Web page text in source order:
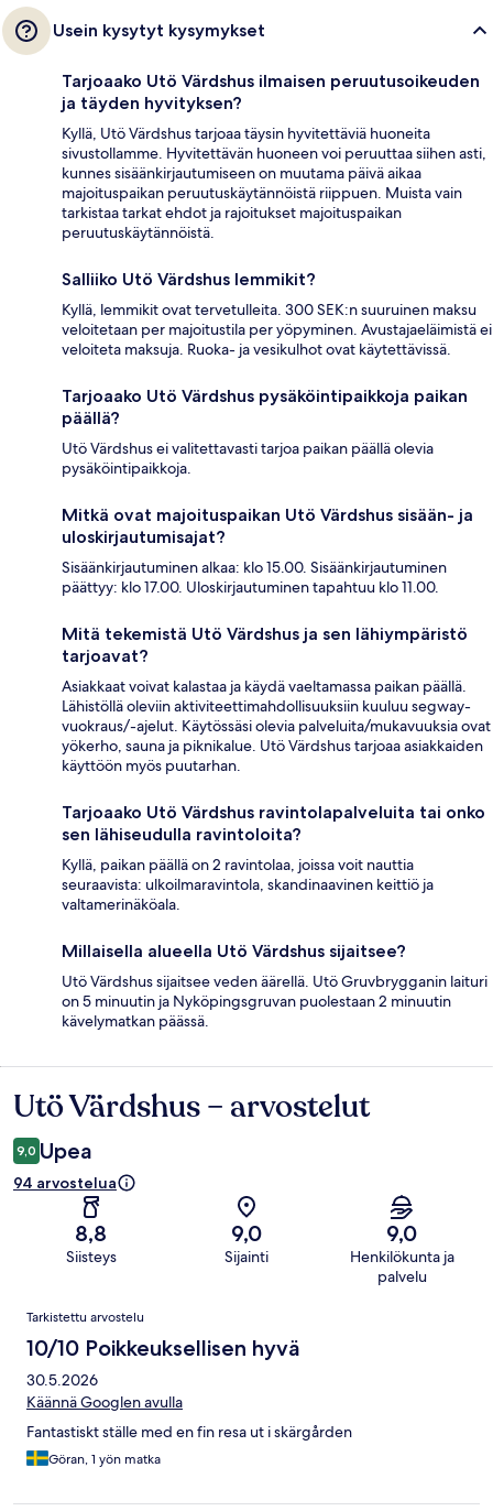
Usein kysytyt kysymykset
Tarjoaako Utö Värdshus ilmaisen peruutusoikeuden
ja täyden hyvityksen?
Kyllä, Utö Värdshus tarjoaa täysin hyvitettäviä huoneita
sivustollamme. Hyvitettävän huoneen voi peruuttaa siihen asti,
kunnes sisäänkirjautumiseen on muutama päivä aikaa
majoituspaikan peruutuskäytännöistä riippuen. Muista vain
tarkistaa tarkat ehdot ja rajoitukset majoituspaikan
peruutuskäytännöistä.
Salliiko Utö Värdshus lemmikit?
Kyllä, lemmikit ovat tervetulleita. 300 SEK:n suuruinen maksu
veloitetaan per majoitustila per yöpyminen. Avustajaeläimistä ei
veloiteta maksuja. Ruoka- ja vesikulhot ovat käytettävissä.
Tarjoaako Utö Värdshus pysäköintipaikkoja paikan
päällä?
Utö Värdshus ei valitettavasti tarjoa paikan päällä olevia
pysäköintipaikkoja.
Mitkä ovat majoituspaikan Utö Värdshus sisään- ja
uloskirjautumisajat?
Sisäänkirjautuminen alkaa: klo 15.00. Sisäänkirjautuminen
päättyy: klo 17.00. Uloskirjautuminen tapahtuu klo 11.00.
Mitä tekemistä Utö Värdshus ja sen lähiympäristö
tarjoavat?
Asiakkaat voivat kalastaa ja käydä vaeltamassa paikan päällä.
Lähistöllä oleviin aktiviteettimahdollisuuksiin kuuluu segway-
vuokraus/-ajelut. Käytössäsi olevia palveluita/mukavuuksia ovat
yökerho, sauna ja piknikalue. Utö Värdshus tarjoaa asiakkaiden
käyttöön myös puutarhan.
Tarjoaako Utö Värdshus ravintolapalveluita tai onko
sen lähiseudulla ravintoloita?
Kyllä, paikan päällä on 2 ravintolaa, joissa voit nauttia
seuraavista: ulkoilmaravintola, skandinaavinen keittiö ja
valtamerinäköala.
Millaisella alueella Utö Värdshus sijaitsee?
Utö Värdshus sijaitsee veden äärellä. Utö Gruvbrygganin laituri
on 5 minuutin ja Nyköpingsgruvan puolestaan 2 minuutin
kävelymatkan päässä.
Arvostelut
Utö Värdshus – arvostelut
9,0 Upea
94 arvostelua
8,8
Siisteys
9,0
Sijainti
9,0
Henkilökunta ja
palvelu
Arvostelut
Tarkistettu arvostelu
10/10 Poikkeuksellisen hyvä
30.5.2026
Käännä Googlen avulla
Fantastiskt ställe med en fin resa ut i skärgården
Göran, 1 yön matka